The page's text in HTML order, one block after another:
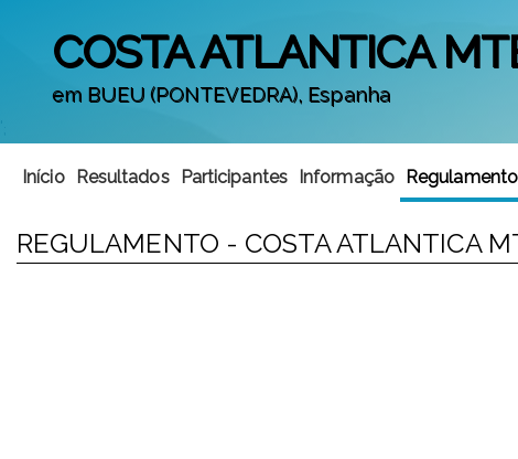
COSTA ATLANTICA
em BUEU (PONTEVEDRA), Espanha
Início Resultados Participantes Informação Regulamento
REGULAMENTO - COSTA ATLANTICA